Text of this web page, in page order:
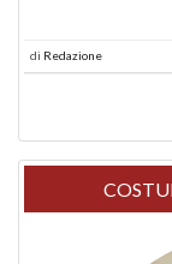
di Redazione